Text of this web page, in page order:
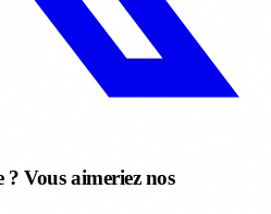
? Vous aimeriez nos